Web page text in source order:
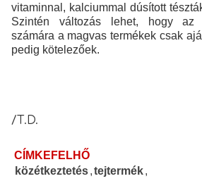
vitaminnal, kalciummal dúsított
Szintén változás lehet, hogy az
számára a magvas termékek csak
pedig kötelezőek.
/T.D.
CÍMKEFELHŐ
közétkeztetés,tejtermék,